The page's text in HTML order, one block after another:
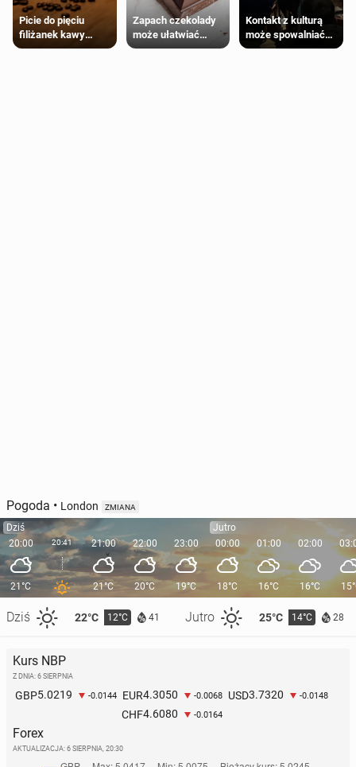
Picie do pięciu
filiżanek kawy
dziennie jest
Zapach czekolady
może ułatwiać
trening siłowy
Kontakt z kulturą
może spowalniać
starzenie
Pogoda • London ZMIANA
Dziś
20:00
21°C
Dziś 22°C 12°C 41 Jutro 25°C 14°C 28
20:41 21:00
21°C
22:00
20°C
23:00
19°C
Jutro
00:00
18°C
01:00
16°C
02:00
16°C
Kurs NBP
Z DNIA: 6 SIERPNIA
GBP5.0219 -0.0144 EUR4.3050 -0.0068 USD3.7320 -0.0148
CHF4.6080 -0.0164
Forex
AKTUALIZACJA: 6 SIERPNIA, 20:30